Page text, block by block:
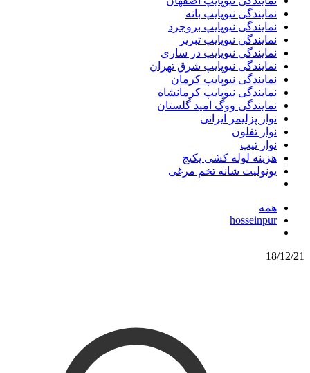
نمایندگی نیوپایپ بانه
نمایندگی نیوپایپ بروجرد
نمایندگی نیوپایپ تبریز
نمایندگی نیوپایپ در ساری
نمایندگی نیوپایپ شرق تهران
نمایندگی نیوپایپ کرمان
نمایندگی نیوپایپ کرمانشاه
نمایندگی ووگ امید گلستان
نوار پزلیمر ایرانی
نوار تفلون
نوار تیپ
هزینه لوله کشی پکیج
یونولیت شانه تخم مرغی
همه
hosseinpur
18/12/21